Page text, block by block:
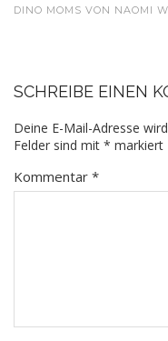
DINO MOMS VON NAOMI
SCHREIBE EINEN
Deine E-Mail-Adresse
Felder sind mit * markiert
Kommentar *